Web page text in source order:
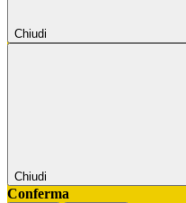
Chiudi
Chiudi
Conferma